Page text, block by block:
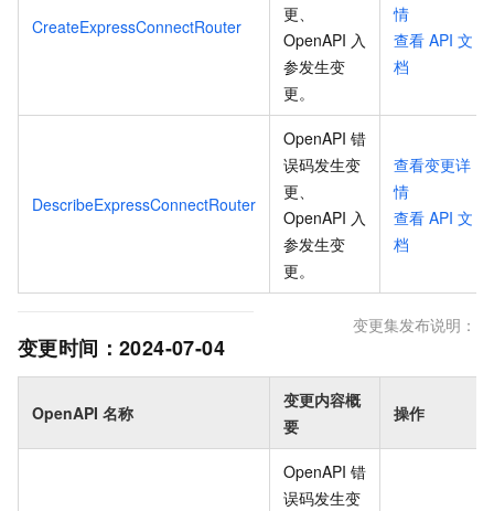
CreateExpressConnectRouter
更、
OpenAPI 入
参发生变
更。
情
查看 API 文
档
DescribeExpressConnectRouter
OpenAPI 错
误码发生变
更、
OpenAPI 入
参发生变
更。
查看变更详
情
查看 API 文
档
变更时间： 2024-07-04
变更集发布说明：
OpenAPI 名称
变更内容概
要
操作
OpenAPI 错
误码发生变